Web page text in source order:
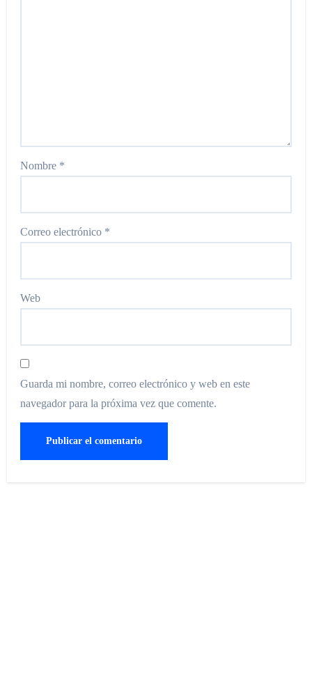
Nombre *
Correo electrónico *
Web
Guarda mi nombre, correo electrónico y web en este
navegador para la próxima vez que comente.